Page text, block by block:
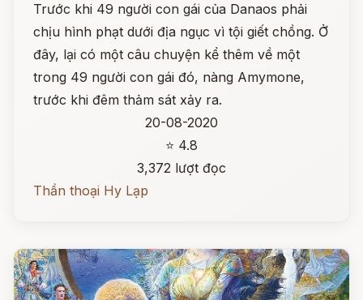
Trước khi 49 người con gái của Danaos phải
chịu hình phạt dưới địa ngục vì tội giết chồng. Ở
đây, lại có một câu chuyện kể thêm về một
trong 49 người con gái đó, nàng Amymone,
trước khi đêm thảm sát xảy ra.
20-08-2020
⭐ 4.8
3,372 lượt đọc
Thần thoại Hy Lạp